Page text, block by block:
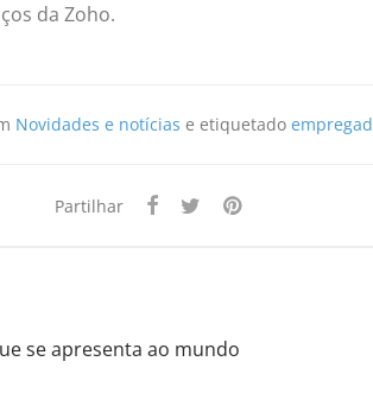
da Zoho.
Novidades e notícias e etiquetado
Partilhar
se apresenta ao mundo